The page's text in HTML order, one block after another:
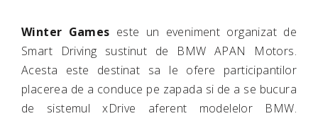
Winter Games este un eveniment organizat de
Smart Driving sustinut de BMW APAN Motors.
Acesta este destinat sa le ofere participantilor
placerea de a conduce pe zapada si de a se bucura
de sistemul xDrive aferent modelelor BMW.